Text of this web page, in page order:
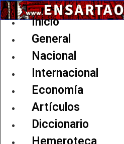
Ir
al
Inicio
General
Nacional
Internacional
Economía
Artículos
Diccionario
Hemeroteca